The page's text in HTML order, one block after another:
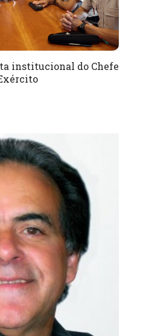
institucional do Chefe